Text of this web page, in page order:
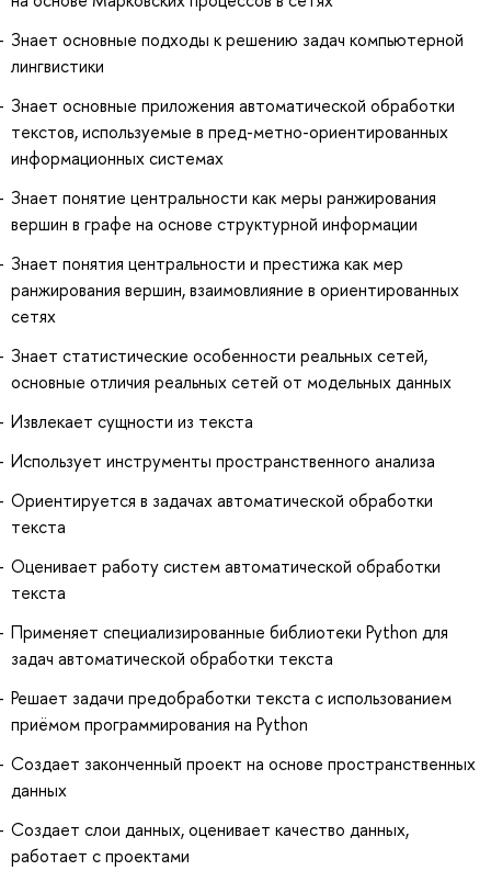
Знает основные подходы к решению задач компьютерной
лингвистики
Знает основные приложения автоматической обработки
текстов, используемые в пред-метно-ориентированных
информационных системах
Знает понятие центральности как меры ранжирования
вершин в графе на основе структурной информации
Знает понятия центральности и престижа как мер
ранжирования вершин, взаимовлияние в ориентированных
сетях
Знает статистические особенности реальных сетей,
основные отличия реальных сетей от модельных данных
Извлекает сущности из текста
Использует инструменты пространственного анализа
Ориентируется в задачах автоматической обработки
текста
Оценивает работу систем автоматической обработки
текста
Применяет специализированные библиотеки Python для
задач автоматической обработки текста
Решает задачи предобработки текста с использованием
приёмом программирования на Python
Создает законченный проект на основе пространственных
данных
Создает слои данных, оценивает качество данных,
работает с проектами